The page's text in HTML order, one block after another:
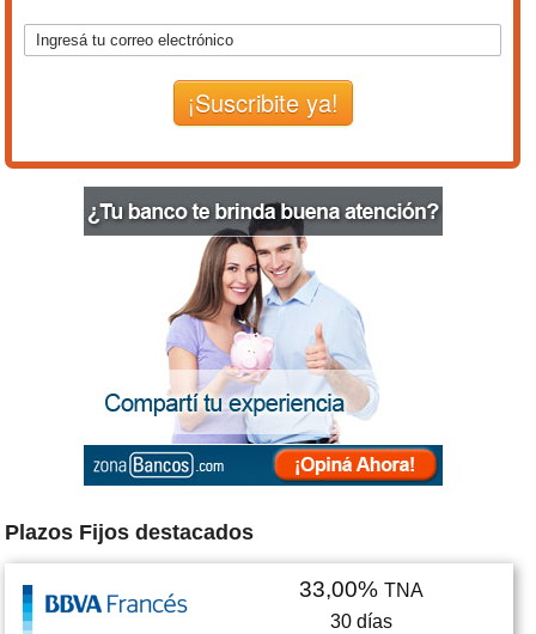
¡Suscribite ya!
Plazos Fijos destacados
33,00% TNA
30 días